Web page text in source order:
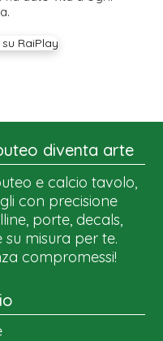
diventa arte
e calcio tavolo,
con precisione
porte, decals,
su misura per te.
compromessi!